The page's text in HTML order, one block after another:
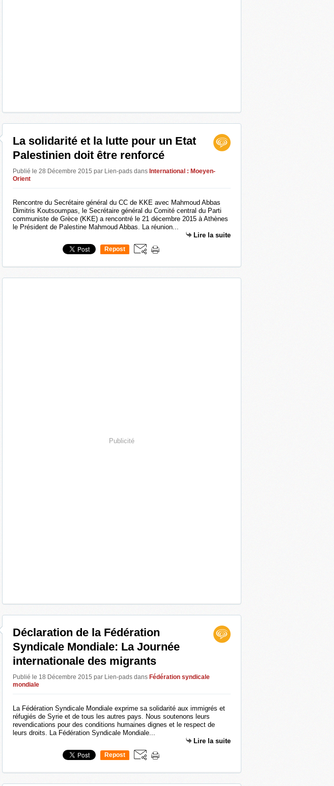
La solidarité et la lutte pour un Etat
Palestinien doit être renforcé
Publié le 28 Décembre 2015 par Lien-pads dans International : Moeyen-
Orient
Rencontre du Secrétaire général du CC de KKE avec Mahmoud Abbas
Dimitris Koutsoumpas, le Secrétaire général du Comité central du Parti
communiste de Grèce (KKE) a rencontré le 21 décembre 2015 à Athènes
le Président de Palestine Mahmoud Abbas. La réunion...
Lire la suite
Repost
Publicité
Déclaration de la Fédération
Syndicale Mondiale: La Journée
internationale des migrants
Publié le 18 Décembre 2015 par Lien-pads dans Fédération syndicale
mondiale
La Fédération Syndicale Mondiale exprime sa solidarité aux immigrés et
réfugiés de Syrie et de tous les autres pays. Nous soutenons leurs
revendications pour des conditions humaines dignes et le respect de
leurs droits. La Fédération Syndicale Mondiale...
Lire la suite
Repost